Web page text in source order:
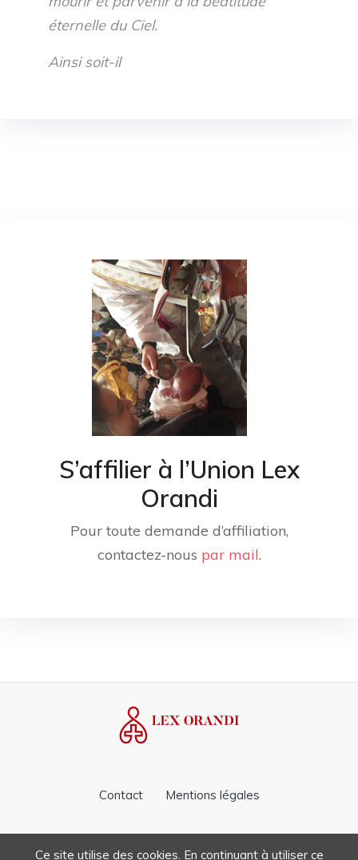
éternelle du Ciel.
Ainsi soit-il
S’affilier à l’Union Lex
Orandi
Pour toute demande d’affiliation,
contactez-nous par mail.
Contact Mentions légales
Ce site utilise des cookies. En continuant à utiliser ce